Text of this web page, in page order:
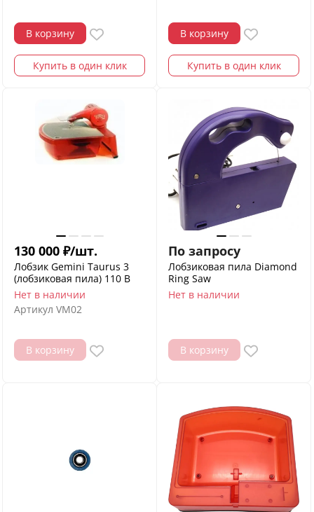
В корзину
Купить в один клик
В корзину
Купить в один клик
130 000 ₽/шт.
Лобзик Gemini Taurus 3
(лобзиковая пила) 110 В
Нет в наличии
Артикул VM02
В корзину
По запросу
Лобзиковая пила Diamond
Ring Saw
Нет в наличии
В корзину